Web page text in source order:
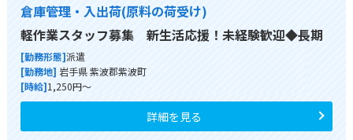
倉庫管理・入出荷(原料の荷受け)
軽作業スタッフ募集 新生活応援！未経験歓迎◆長期
[勤務形態]派遣
[勤務地] 岩手県 紫波郡紫波町
[時給]1,250円～
詳細を見る